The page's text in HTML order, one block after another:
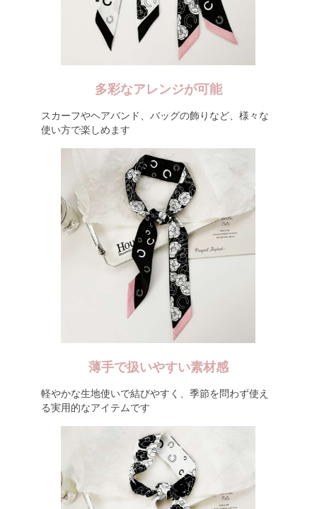
多彩なアレンジが可能
スカーフやヘアバンド、バッグの飾りなど、様々な
使い方で楽しめます
薄手で扱いやすい素材感
軽やかな生地使いで結びやすく、季節を問わず使え
る実用的なアイテムです